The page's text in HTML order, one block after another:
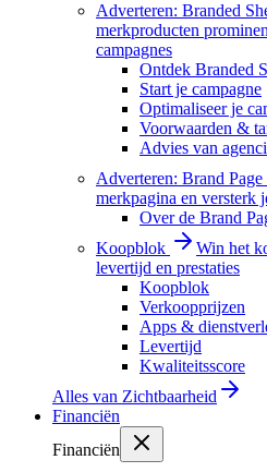
Adverteren: Branded
merkproducten
campagnes
Ontdek Branded
Start je campagne
Optimaliseer je
Voorwaarden &
Advies van
Adverteren: Brand Page
merkpagina en versterk
Over de Brand
Koopblok
Win het
levertijd en prestaties
Koopblok
Verkoopprijzen
Apps &
Levertijd
Kwaliteitsscore
Alles van Zichtbaarheid
Financiën
Financiën